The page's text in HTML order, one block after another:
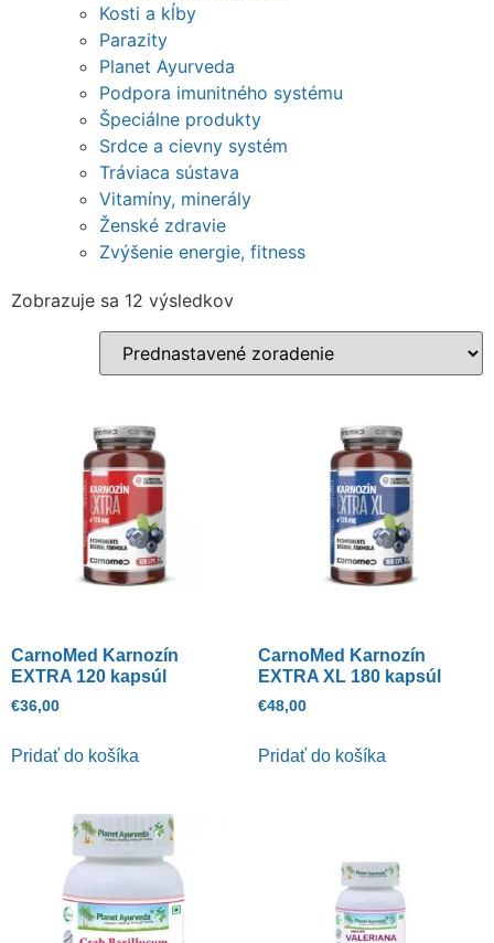
Kosti a kĺby
Parazity
Planet Ayurveda
Podpora imunitného systému
Špeciálne produkty
Srdce a cievny systém
Tráviaca sústava
Vitamíny, minerály
Ženské zdravie
Zvýšenie energie, fitness
Zobrazuje sa 12 výsledkov
CarnoMed Karnozín
EXTRA 120 kapsúl
€36,00
Pridať do košíka
CarnoMed Karnozín
EXTRA XL 180 kapsúl
€48,00
Pridať do košíka